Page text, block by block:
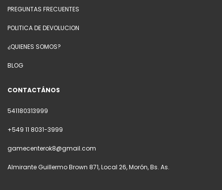
PREGUNTAS FRECUENTES
POLITICA DE DEVOLUCION
¿QUIENES SOMOS?
BLOG
CONTACTÁNOS
541180313999
+549 11 8031-3999
gamecenterok8@gmail.com
Almirante Guillermo Brown 871, Local 26, Morón, Bs. As.